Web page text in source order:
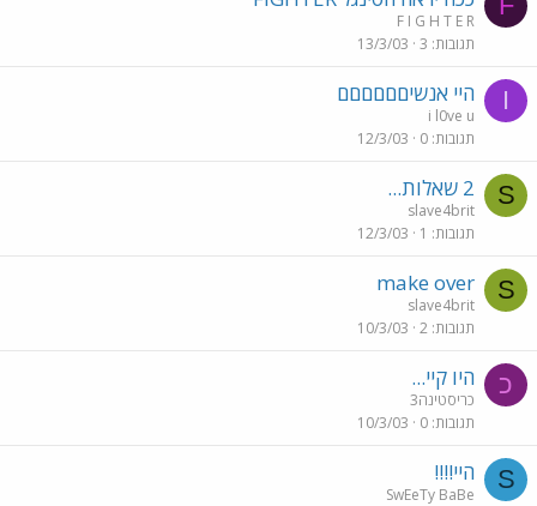
F I G H T E R
תגובות 3
13/3/03
I היי אנשיםםםםםם
i l0ve u
תגובות 0
12/3/03
S 2 שאלות...
slave4brit
תגובות 1
12/3/03
S
make over
slave4brit
תגובות 2
10/3/03
כ היו קיי...
כריסטינה3
תגובות 0
10/3/03
S היי!!!!
SwEeTy BaBe